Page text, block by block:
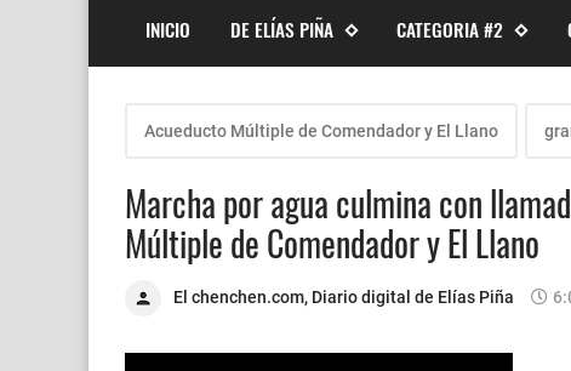
INICIO DE ELÍAS PIÑA CATEGORIA #2
Acueducto Múltiple de Comendador y El Llano
Marcha por agua culmina con
Múltiple de Comendador y El Llano
El chenchen.com, Diario digital de Elías Piña